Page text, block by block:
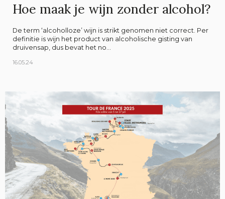
Hoe maak je wijn zonder alcohol?
De term ‘alcoholloze’ wijn is strikt genomen niet correct. Per
definitie is wijn het product van alcoholische gisting van
druivensap, dus bevat het no...
16.05.24